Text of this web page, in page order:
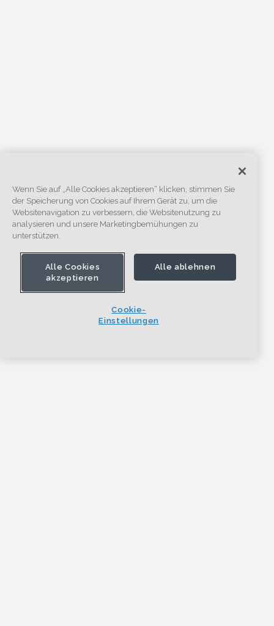
Wenn Sie auf „Alle Cookies akzeptieren“ klicken, stimmen Sie
der Speicherung von Cookies auf Ihrem Gerät zu, um die
Websitenavigation zu verbessern, die Websitenutzung zu
analysieren und unsere Marketingbemühungen zu
unterstützen.
Alle Cookies
akzeptieren
Alle ablehnen
Cookie-
Einstellungen